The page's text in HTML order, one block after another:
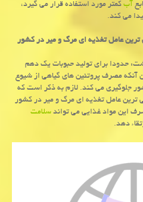
آبكمتر مورد استفاده قرار می گیرد،
می كند.
ترین عامل تغذیه ای مرگ و میر در كشور
حدودا برای تولید حبوبات یك دهم
مصرف پروتئین های گیاهی از شیوع
جلوگیری می كند. لازم به ذكر است كه
عامل تغذیه ای مرگ و میر در كشور
این مواد غذایی می تواندسلامت
دهد.